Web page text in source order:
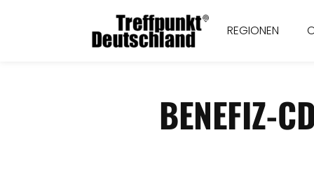
REGIONEN
BENEFIZ-